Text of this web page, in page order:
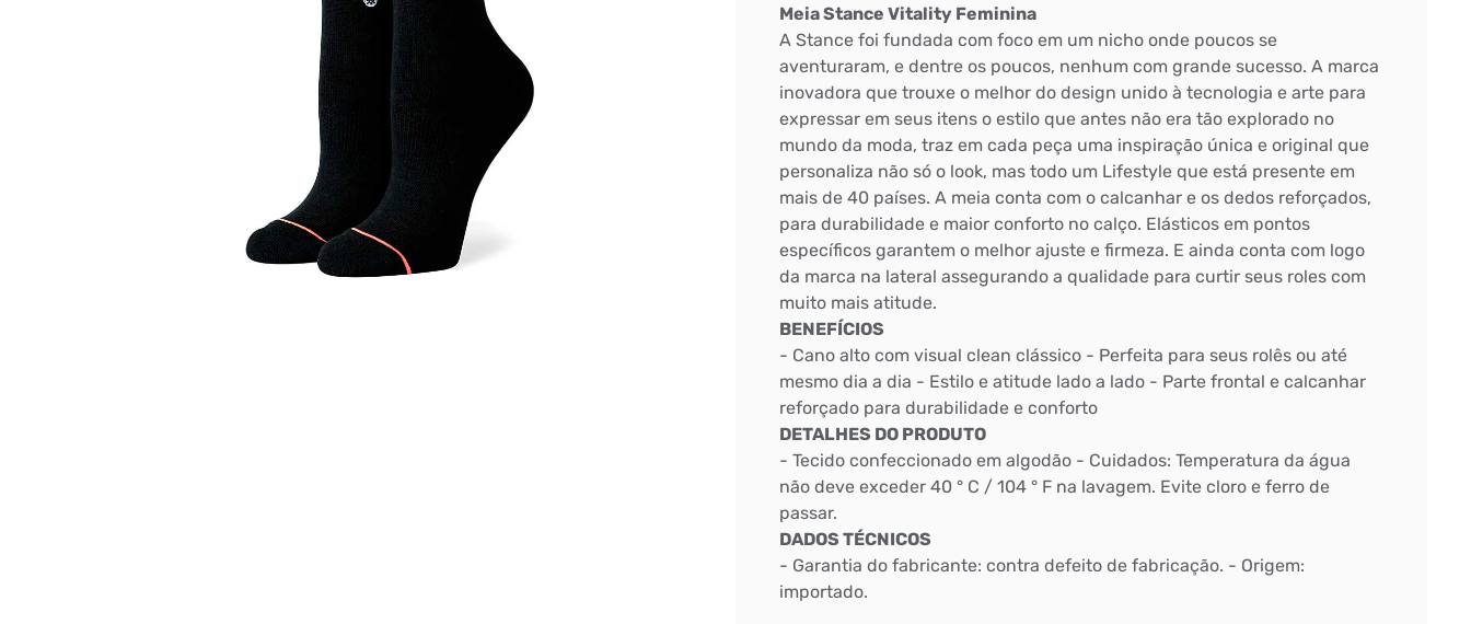
Bem-Vindo à artwalk
Para ter uma melhor experiência de compra, insira seu CEP
e veja a seleção de produtos disponíveis para sua região
BUSCAR
Meia Stance Vitality Feminina
A Stance foi fundada com foco em um nicho onde poucos se
aventuraram, e dentre os poucos, nenhum com grande sucesso. A marca
inovadora que trouxe o melhor do design unido à tecnologia e arte para
expressar em seus itens o estilo que antes não era tão explorado no
mundo da moda, traz em cada peça uma inspiração única e original que
personaliza não só o look, mas todo um Lifestyle que está presente em
mais de 40 países. A meia conta com o calcanhar e os dedos reforçados,
para durabilidade e maior conforto no calço. Elásticos em pontos
específicos garantem o melhor ajuste e firmeza. E ainda conta com logo
da marca na lateral assegurando a qualidade para curtir seus roles com
muito mais atitude.
BENEFÍCIOS
- Cano alto com visual clean clássico - Perfeita para seus rolês ou até
mesmo dia a dia - Estilo e atitude lado a lado - Parte frontal e calcanhar
reforçado para durabilidade e conforto
DETALHES DO PRODUTO
- Tecido confeccionado em algodão - Cuidados: Temperatura da água
não deve exceder 40 ° C / 104 ° F na lavagem. Evite cloro e ferro de
passar.
DADOS TÉCNICOS
- Garantia do fabricante: contra defeito de fabricação. - Origem:
importado.